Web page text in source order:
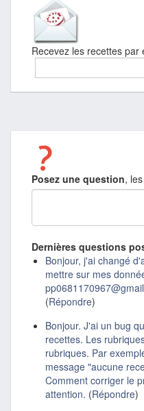
Recevez les recettes
Posez une question,
Dernières questions
Bonjour, j'ai changé
mettre sur mes
(Répondre)
Bonjour. J'ai un bug
recettes. Les
rubriques. Par
message "aucune
Comment corriger le
attention. (Répondre)